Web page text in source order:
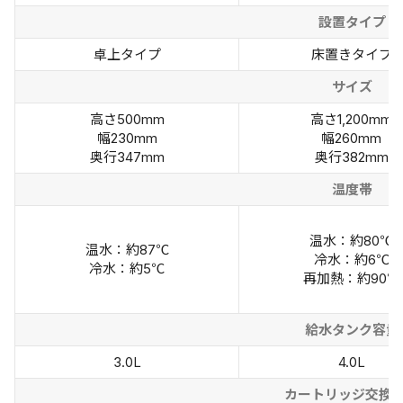
設置タイプ
卓上タイプ
床置きタイプ
サイズ
高さ500mm
幅230mm
奥行347mm
高さ1,200mm
幅260mm
奥行382mm
温度帯
温水：約87℃
冷水：約5℃
温水：約80℃
冷水：約6℃
再加熱：約90℃
給水タンク容量
3.0L
4.0L
カートリッジ交換